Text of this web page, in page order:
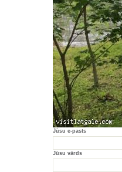
Jūsu e-pasts
Jūsu vārds